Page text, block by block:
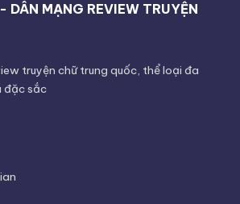
DÂN MẠNG REVIEW TRUYỆN
truyện chữ trung quốc, thể loại đa
đặc sắc